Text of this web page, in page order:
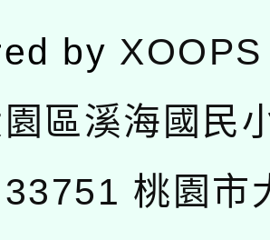
by XOOPS
區溪海國民
33751 桃園市